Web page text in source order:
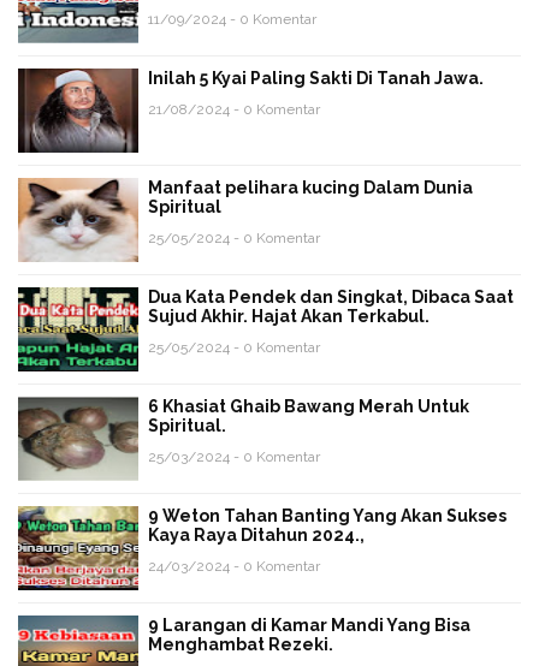
11/09/2024 - 0 Komentar
Inilah 5 Kyai Paling Sakti Di Tanah Jawa.
21/08/2024 - 0 Komentar
Manfaat pelihara kucing Dalam Dunia
Spiritual
25/05/2024 - 0 Komentar
Dua Kata Pendek dan Singkat, Dibaca Saat
Sujud Akhir. Hajat Akan Terkabul.
25/05/2024 - 0 Komentar
6 Khasiat Ghaib Bawang Merah Untuk
Spiritual.
25/03/2024 - 0 Komentar
9 Weton Tahan Banting Yang Akan Sukses
Kaya Raya Ditahun 2024.,
24/03/2024 - 0 Komentar
9 Larangan di Kamar Mandi Yang Bisa
Menghambat Rezeki.